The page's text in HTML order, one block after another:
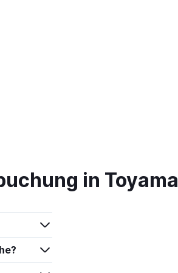
in Toyama